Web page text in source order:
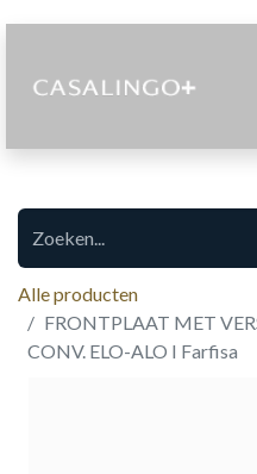
Alle producten
FRONTPLAAT MET
CONV. ELO-ALO I Farfisa